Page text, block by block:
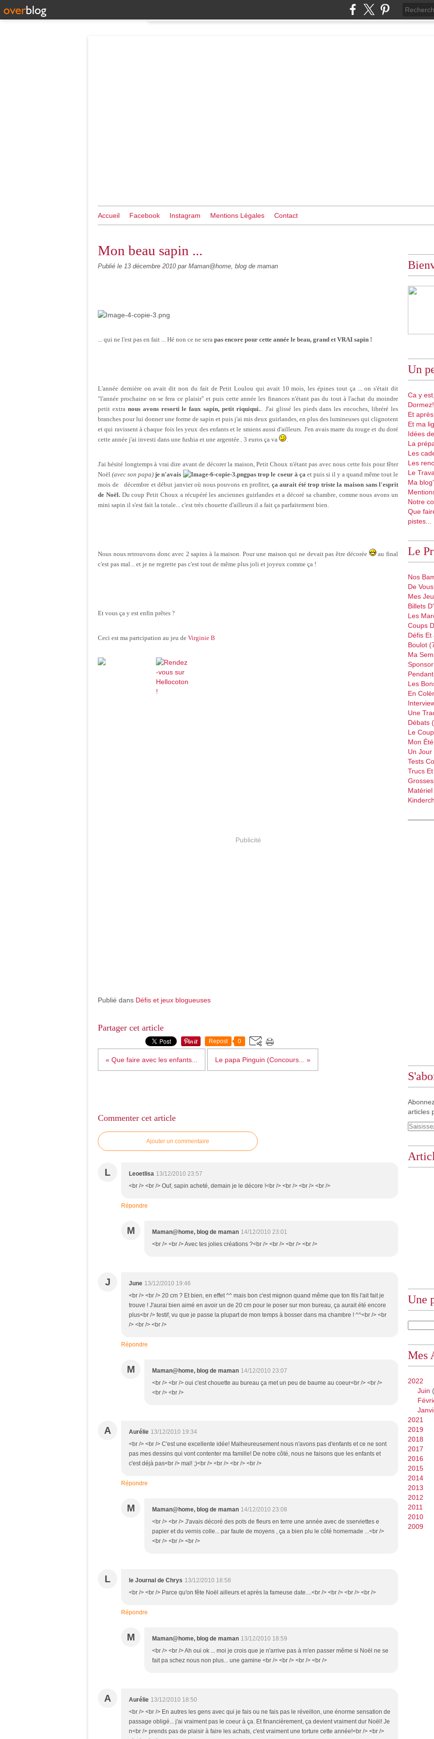
Accueil Facebook Instagram Mentions Légales Contact
Mon beau sapin ...
Publié le 13 décembre 2010 par Maman@home, blog de maman
... qui ne l'est pas en fait ... Hé non ce ne sera pas encore pour cette année le beau, grand et VRAI sapin !
L'année dernière on avait dit non du fait de Petit Loulou qui avait 10 mois, les épines tout ça ... on s'était dit
"l'année prochaine on se fera ce plaisir" et puis cette année les finances n'étant pas du tout à l'achat du moindre
petit extra nous avons resorti le faux sapin, petit riquiqui... J'ai glissé les pieds dans les encoches, libréré les
branches pour lui donner une forme de sapin et puis j'ai mis deux guirlandes, en plus des lumineuses qui clignotent
et qui ravissent à chaque fois les yeux des enfants et le smiens aussi d'ailleurs. J'en avais marre du rouge et du doré
cette année j'ai investi dans une fushia et une argentée.. 3 euros ça va
.
J'ai hésité longtemps à vrai dire avant de décorer la maison, Petit Choux n'étant pas avec nous cette fois pour fêter
Noël(avec son papa) je n'avais pas trop le coeur à ça et puis si il y a quand même tout le
mois de
décembre et début janvier où nous pouvons en profiter, ça aurait été trop triste la maison sans l'esprit
de Noël.Du coup Petit Choux a récupéré les anciennes guirlandes et a décoré sa chambre, comme nous avons un
mini sapin il s'est fait la totale... c'est très chouette d'ailleurs il a fait ça parfaitement bien.
Nous nous retrouvons donc avec 2 sapins à la maison. Pour une maison qui ne devait pas être décorée
au final
c'est pas mal... et je ne regrette pas c'est tout de même plus joli et joyeux comme ça !
Et vous ça y est enfin prêtes ?
Ceci est ma partcipation au jeu de Virginie B
Publicité
Publié dans Défis et jeux blogueuses
Partager cet article
Repost 0
« Que faire avec les enfants... Le papa Pinguin (Concours... »
Commenter cet article
Ajouter un commentaire
L Leoetlisa 13/12/2010 23:57
<br /> <br /> Ouf, sapin acheté, demain je le décore !<br /> <br /> <br /> <br />
Répondre
M Maman@home, blog de maman 14/12/2010 23:01
<br /> <br /> Avec tes jolies créations ?<br /> <br /> <br /> <br />
J June 13/12/2010 19:46
<br /> <br /> 20 cm ? Et bien, en effet ^^ mais bon c'est mignon quand même que ton fils l'ait fait je
trouve ! J'aurai bien aimé en avoir un de 20 cm pour le poser sur mon bureau, ça aurait été encore
plus<br /> festif, vu que je passe la plupart de mon temps à bosser dans ma chambre ! ^^<br /> <br
/> <br /> <br />
Répondre
M Maman@home, blog de maman 14/12/2010 23:07
<br /> <br /> oui c'est chouette au bureau ça met un peu de baume au coeur<br /> <br />
<br /> <br />
A Aurélie 13/12/2010 19:34
<br /> <br /> C'est une excellente idée! Malheureusement nous n'avons pas d'enfants et ce ne sont
pas mes dessins qui vont contenter ma famille! De notre côté, nous ne faisons que les enfants et
c'est déjà pas<br /> mal! ;)<br /> <br /> <br /> <br />
Répondre
M Maman@home, blog de maman 14/12/2010 23:08
<br /> <br /> J'avais décoré des pots de fleurs en terre une année avec de sserviettes e
papier et du vernis colle... par faute de moyens , ça a bien plu le côté homemade ...<br />
<br /> <br /> <br />
L le Journal de Chrys 13/12/2010 18:58
<br /> <br /> Parce qu'on fête Noël ailleurs et après la fameuse date....<br /> <br /> <br /> <br />
Répondre
M Maman@home, blog de maman 13/12/2010 18:59
<br /> <br /> Ah oui ok ... moi je crois que je n'arrive pas à m'en passer même si Noël ne se
fait pa schez nous non plus... une gamine <br /> <br /> <br /> <br />
A Aurélie 13/12/2010 18:50
<br /> <br /> En autres les gens avec qui je fais ou ne fais pas le réveillon, une énorme sensation de
passage obligé... j'ai vraiment pas le coeur à ça. Et financièrement, ça devient vraiment dur Noël! Je
n<br /> prends pas de plaisir à faire les achats, c'est vraiment une torture cette année!<br /> <br />
Un
Ca y
Dormez!
Et
Et ma
Idées
La
Les
Les
Le
Ma
Notre
Que
pistes...
Le
Nos
De
Mes
Billets
Les
Coups
Défis Et
Boulot
Ma
Les
En
Une
Débats
Le
Mon
Un
Tests
Trucs
articles
Une
Mes
2022
Juin
2021
2019
2018
2017
2016
2015
2014
2013
2012
2011
2010
2009